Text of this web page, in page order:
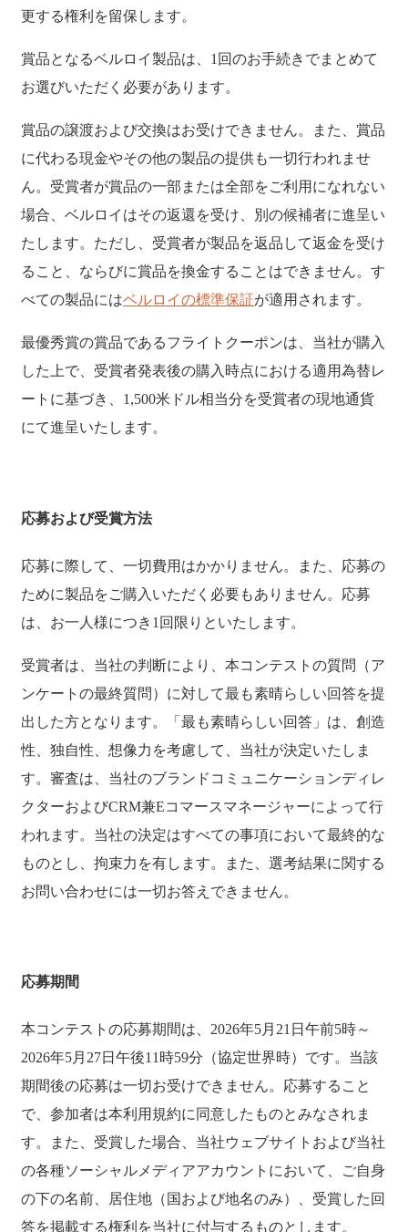
更する権利を留保します。
賞品となるベルロイ製品は、1回のお手続きでまとめて
お選びいただく必要があります。
賞品の譲渡および交換はお受けできません。また、賞品
に代わる現金やその他の製品の提供も一切行われませ
ん。受賞者が賞品の一部または全部をご利用になれない
場合、ベルロイはその返還を受け、別の候補者に進呈い
たします。ただし、受賞者が製品を返品して返金を受け
ること、ならびに賞品を換金することはできません。す
べての製品にはベルロイの標準保証が適用されます。
最優秀賞の賞品であるフライトクーポンは、当社が購入
した上で、受賞者発表後の購入時点における適用為替レ
ートに基づき、1,500米ドル相当分を受賞者の現地通貨
にて進呈いたします。
応募および受賞方法
応募に際して、一切費用はかかりません。また、応募の
ために製品をご購入いただく必要もありません。応募
は、お一人様につき1回限りといたします。
受賞者は、当社の判断により、本コンテストの質問（ア
ンケートの最終質問）に対して最も素晴らしい回答を提
出した方となります。「最も素晴らしい回答」は、創造
性、独自性、想像力を考慮して、当社が決定いたしま
す。審査は、当社のブランドコミュニケーションディレ
クターおよびCRM兼Eコマースマネージャーによって行
われます。当社の決定はすべての事項において最終的な
ものとし、拘束力を有します。また、選考結果に関する
お問い合わせには一切お答えできません。
応募期間
本コンテストの応募期間は、2026年5月21日午前5時～
2026年5月27日午後11時59分（協定世界時）です。当該
期間後の応募は一切お受けできません。応募すること
で、参加者は本利用規約に同意したものとみなされま
す。また、受賞した場合、当社ウェブサイトおよび当社
の各種ソーシャルメディアアカウントにおいて、ご自身
の下の名前、居住地（国および地名のみ）、受賞した回
答を掲載する権利を当社に付与するものとします。